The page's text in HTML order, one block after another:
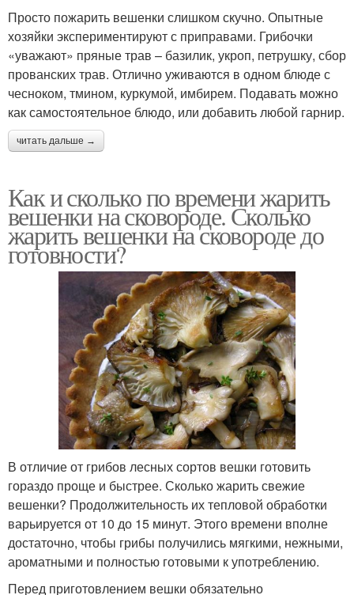
Просто пожарить вешенки слишком скучно. Опытные
хозяйки экспериментируют с приправами. Грибочки
«уважают» пряные трав – базилик, укроп, петрушку, сбор
прованских трав. Отлично уживаются в одном блюде с
чесноком, тмином, куркумой, имбирем. Подавать можно
как самостоятельное блюдо, или добавить любой гарнир.
читать дальше →
Как и сколько по времени жарить
вешенки на сковороде. Сколько
жарить вешенки на сковороде до
готовности?
В отличие от грибов лесных сортов вешки готовить
гораздо проще и быстрее. Сколько жарить свежие
вешенки? Продолжительность их тепловой обработки
варьируется от 10 до 15 минут. Этого времени вполне
достаточно, чтобы грибы получились мягкими, нежными,
ароматными и полностью готовыми к употреблению.
Перед приготовлением вешки обязательно